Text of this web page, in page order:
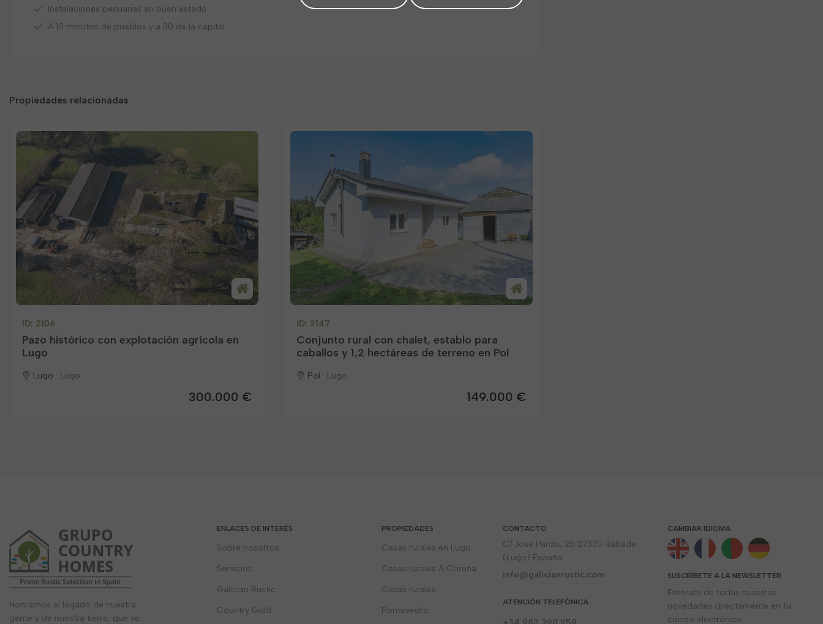
Instalaciones pecuarias en buen estado
A 10 minutos de pueblos y a 30 de la capital
Propiedades relacionadas
ID: 2106
Pazo histórico con explotación agrícola en
Lugo
Lugo · Lugo
300.000 €
ID: 2147
Conjunto rural con chalet, establo para
caballos y 1,2 hectáreas de terreno en Pol
Pol · Lugo
149.000 €
Honramos el legado de nuestra
gente y de nuestra tierra, que se
ENLACES DE INTERÉS
Sobre nosotros
Servicios
Galician Rustic
Country Gold
PROPIEDADES
Casas rurales en Lugo
Casas rurales A Coruña
Casas rurales
Pontevedra
CONTACTO
C/ Jose Pardo, 25 27370 Rábade
(Lugo) España
info@galicianrustic.com
ATENCIÓN TELEFÓNICA
CAMBIAR IDIOMA
SUSCRÍBETE A LA NEWSLETTER
Entérate de todas nuestras
novedades directamente en tu
correo electrónico.